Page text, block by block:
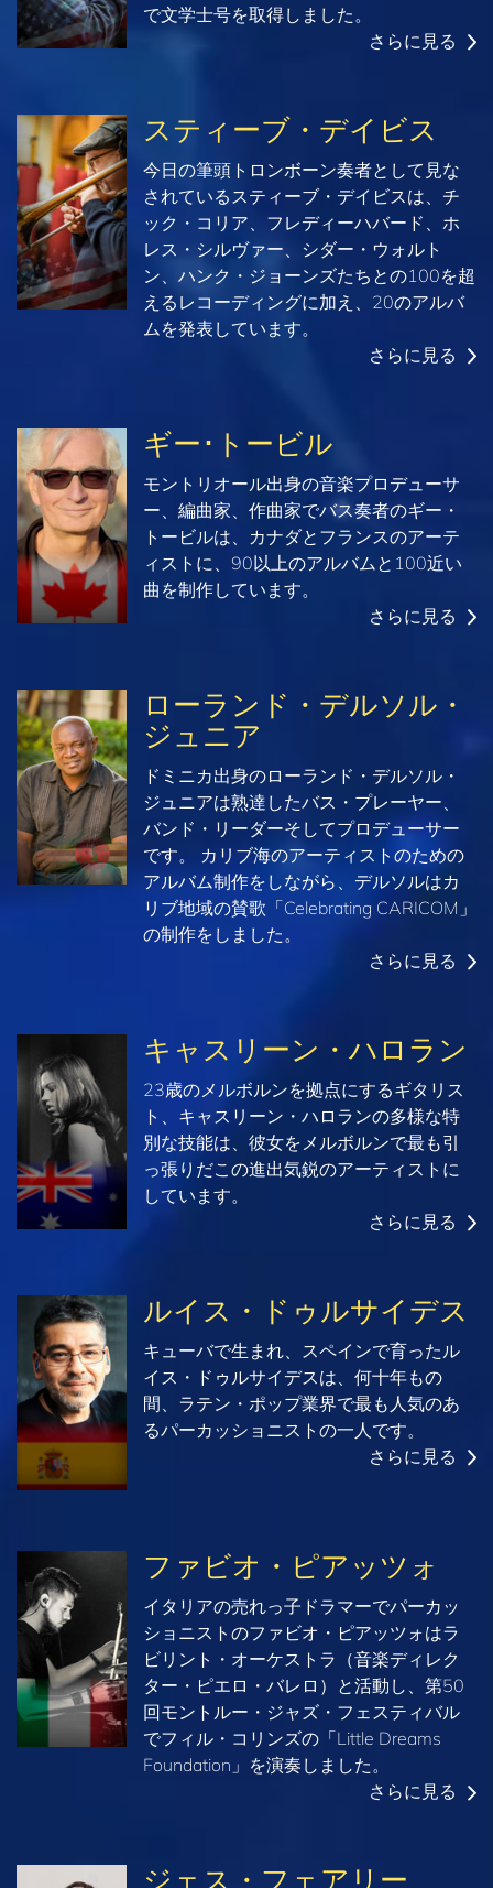
で文学士号を取得しました。
さらに見る
スティーブ・デイビス
今日の筆頭トロンボーン奏者として見な
されているスティーブ・デイビスは、チ
ック・コリア、フレディーハバード、ホ
レス・シルヴァー、シダー・ウォルト
ン、ハンク・ジョーンズたちとの100を超
えるレコーディングに加え、20のアルバ
ムを発表しています。
さらに見る
ギー･トービル
モントリオール出身の音楽プロデューサ
ー、編曲家、作曲家でバス奏者のギー・
トービルは、カナダとフランスのアーテ
ィストに、90以上のアルバムと100近い
曲を制作しています。
さらに見る
ローランド・デルソル・
ジュニア
ドミニカ出身のローランド・デルソル・
ジュニアは熟達したバス・プレーヤー、
バンド・リーダーそしてプロデューサー
です。 カリブ海のアーティストのための
アルバム制作をしながら、デルソルはカ
リブ地域の賛歌「Celebrating CARICOM」
の制作をしました。
さらに見る
キャスリーン・ハロラン
23歳のメルボルンを拠点にするギタリス
ト、キャスリーン・ハロランの多様な特
別な技能は、彼女をメルボルンで最も引
っ張りだこの進出気鋭のアーティストに
しています。
さらに見る
ルイス・ドゥルサイデス
キューバで生まれ、スペインで育ったル
イス・ドゥルサイデスは、何十年もの
間、ラテン・ポップ業界で最も人気のあ
るパーカッショニストの一人です。
さらに見る
ファビオ・ピアッツォ
イタリアの売れっ子ドラマーでパーカッ
ショニストのファビオ・ピアッツォはラ
ビリント・オーケストラ（音楽ディレク
ター・ピエロ・バレロ）と活動し、第50
回モントルー・ジャズ・フェスティバル
でフィル・コリンズの「Little Dreams
Foundation」を演奏しました。
さらに見る
ジェス・フェアリー